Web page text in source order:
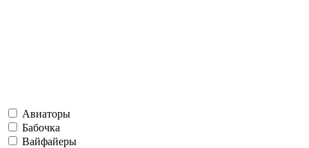
Авиаторы
Бабочка
Вайфайеры